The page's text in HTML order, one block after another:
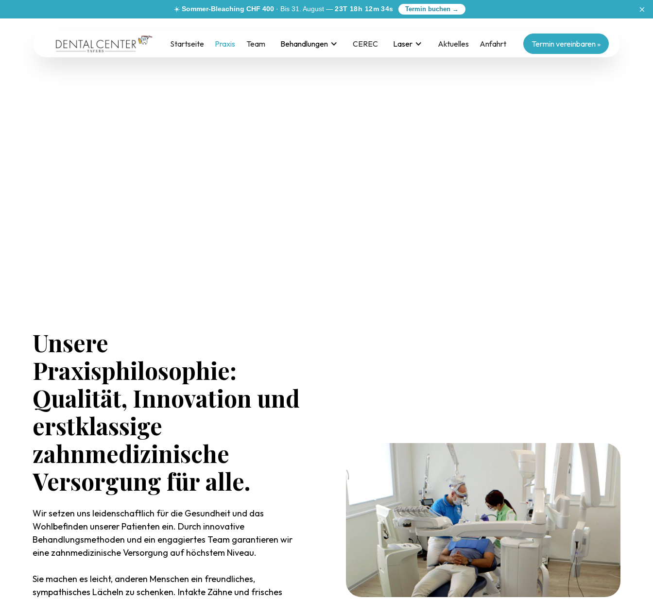
☀️Sommer-Bleaching CHF 400 · Bis 31. August —23T 18h 12m 33s Termin buchen → ×
Startseite Praxis Team Behandlungen CEREC Laser Aktuelles Anfahrt Termin vereinbaren »
Unsere
Praxisphilosophie:
Qualität, Innovation und
erstklassige
zahnmedizinische
Versorgung für alle.
Wir setzen uns leidenschaftlich für die Gesundheit und das
Wohlbefinden unserer Patienten ein. Durch innovative
Behandlungsmethoden und ein engagiertes Team garantieren wir
eine zahnmedizinische Versorgung auf höchstem Niveau.
Sie machen es leicht, anderen Menschen ein freundliches,
sympathisches Lächeln zu schenken. Intakte Zähne und frisches